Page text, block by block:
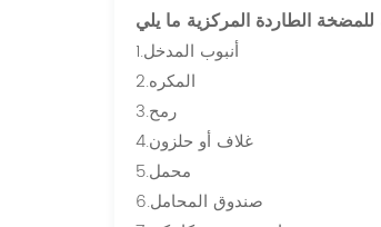
1.أنبوب المدخل
2.المكره
3.رمح
4.غلاف أو حلزون
5.محمل
6.صندوق المحامل